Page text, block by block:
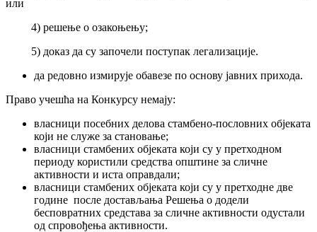
или
4) решење о озакоњењу;
5) доказ да су започели поступак легализације.
да редовно измирује обавезе по основу јавних прихода.
Право учешћа на Конкурсу немају:
власници посебних делова стамбено-пословних објеката
који не служе за становање;
власници стамбених објеката који су у претходном
периоду користили средства општине за сличне
активности и иста оправдали;
власници стамбених објеката који су у претходне две
године после достављања Решења о додели
бесповратних средстава за сличне активности одустали
од спровођења активности.